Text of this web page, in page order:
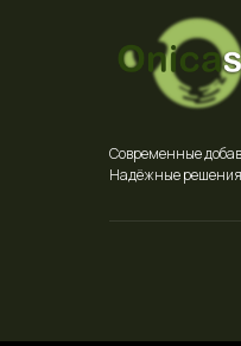
Современные
Надёжные решения